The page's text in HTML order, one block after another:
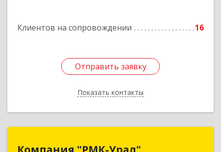
Клиентов на сопровождении 16
Отправить заявку
Показать контакты
Отправить заявку
Назад